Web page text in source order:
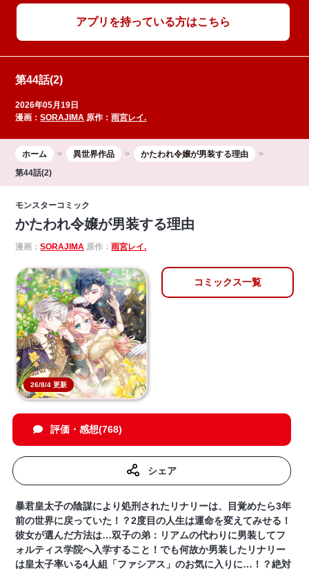
アプリを持っている方はこちら
第44話(2)
2026年05月19日
漫画：SORAJIMA 原作：雨宮レイ.
ホーム 異世界作品
かたわれ令嬢が男装する理由
第44話(2)
モンスターコミック
かたわれ令嬢が男装する理由
漫画：SORAJIMA 原作：雨宮レイ.
26/8/4 更新
コミックス一覧
評価・感想(768)
シェア
暴君皇太子の陰謀により処刑されたリナリーは、目覚めたら3年
前の世界に戻っていた！？2度目の人生は運命を変えてみせる！
彼女が選んだ方法は…双子の弟：リアムの代わりに男装してフ
ォルティス学院へ入学すること！でも何故か男装したリナリー
は皇太子率いる4人組「ファシアス」のお気に入りに…！？絶対